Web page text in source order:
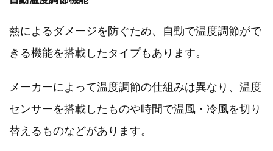
熱によるダメージを防ぐため、自動で温度調節がで
きる機能を搭載したタイプもあります。
メーカーによって温度調節の仕組みは異なり、温度
センサーを搭載したものや時間で温風・冷風を切り
替えるものなどがあります。